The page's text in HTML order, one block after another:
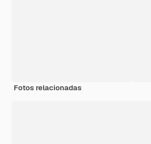
Fotos relacionadas